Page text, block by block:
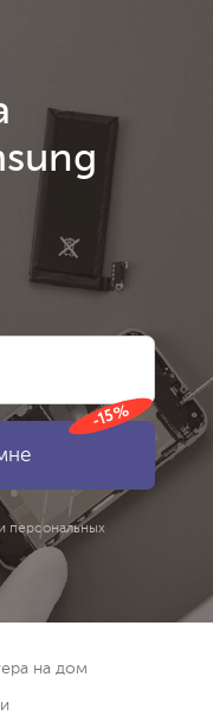
-15%
персональных
на дом